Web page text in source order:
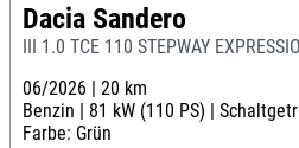
Dacia Sandero
III 1.0 TCE 110 STEPWAY
06/2026 | 20 km
Benzin | 81 kW (110 PS) |
Farbe: Grün